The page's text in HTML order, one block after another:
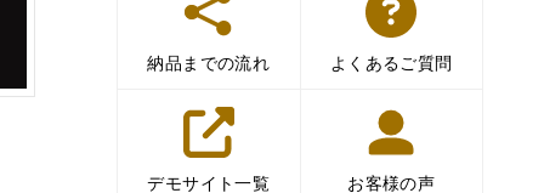
納品までの流れ よくあるご質問
デモサイト一覧 お客様の声